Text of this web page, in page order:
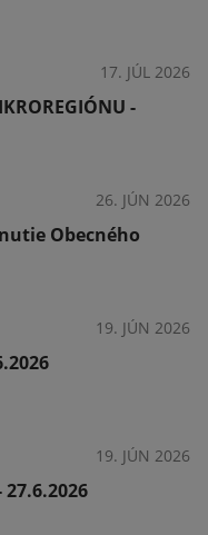
17. JÚL 2026
-
26. JÚN 2026
Obecného
19. JÚN 2026
19. JÚN 2026